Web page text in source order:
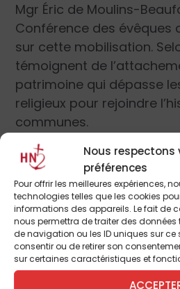
Nous respectons
préférences
Pour offrir les meilleures expériences,
technologies telles que les cookies
informations des appareils. Le fait de
nous permettra de traiter des
de navigation ou les ID uniques sur ce
consentir ou de retirer son
sur certaines caractéristiques et
Mgr Éric de Moulins-
Conférence des évêques
sur cette mobilisation.
témoignent de
patrimoine qui dépasse
religieux pour rejoindre
communes.
Vers un usage élargi ?
Un autre axe central a
l’élargissement des
des églises,
communes rurales ou en
démographique. De
ont voulu démontrer qu’il